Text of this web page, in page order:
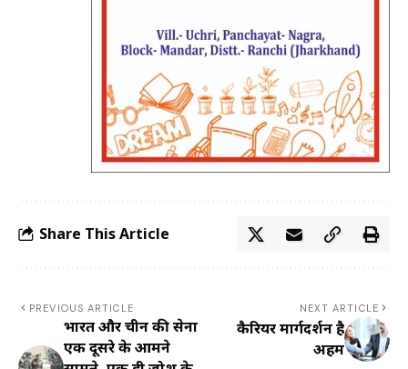
Share This Article
PREVIOUS ARTICLE
भारत और चीन की सेना
एक दूसरे के आमने
NEXT ARTICLE
कैरियर मार्गदर्शन है
अहम